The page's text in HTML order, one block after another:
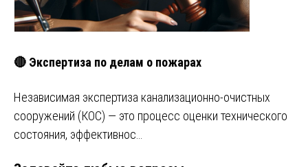
🔴 Экспертиза по делам о пожарах
Независимая экспертиза канализационно-очистных
сооружений (КОС) — это процесс оценки технического
состояния, эффективнос…